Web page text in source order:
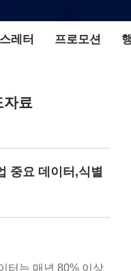
레터 프로모션
자료
중요 데이터,식별
터는 매년 80% 이상